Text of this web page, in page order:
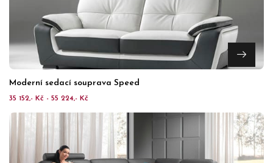
Moderní sedací souprava Speed
35 152,- Kč - 55 224,- Kč